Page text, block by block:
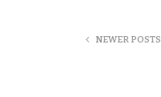
NEWER POSTS